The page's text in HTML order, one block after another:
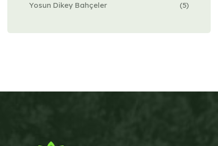
Yosun Dikey Bahçeler (5)